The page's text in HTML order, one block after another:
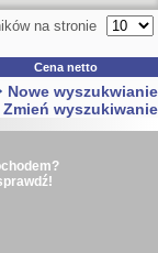
na stronie
Cena netto
Nowe wyszukwianie
Zmień wyszukiwanie